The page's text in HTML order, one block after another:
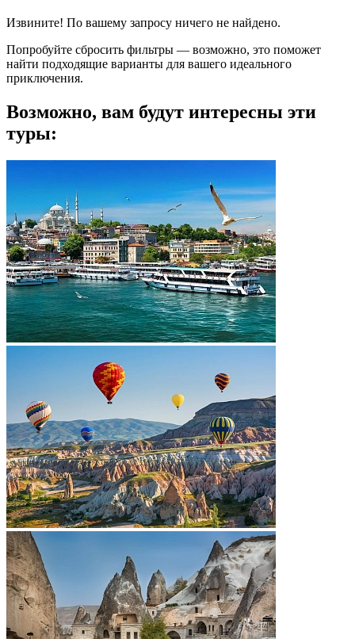
Извините! По вашему запросу ничего не найдено.
Попробуйте сбросить фильтры — возможно, это поможет
найти подходящие варианты для вашего идеального
приключения.
Возможно, вам будут интересны эти
туры: